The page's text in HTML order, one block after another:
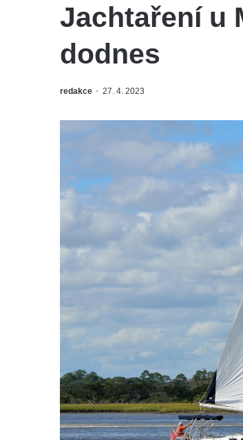
Jachtaření u
dodnes
redakce 27. 4. 2023